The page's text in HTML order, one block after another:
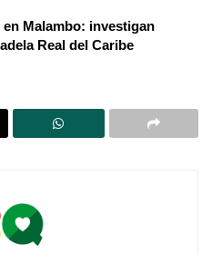
Malambo: investigan
Real del Caribe